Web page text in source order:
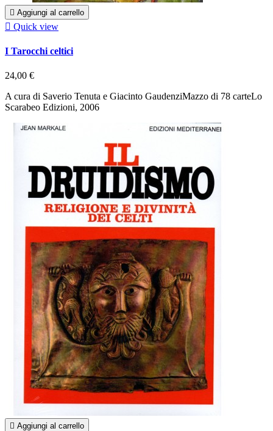
 Aggiungi al carrello
 Quick view
I Tarocchi celtici
24,00 €
A cura di Saverio Tenuta e Giacinto GaudenziMazzo di 78 carteLo
Scarabeo Edizioni, 2006
 Aggiungi al carrello